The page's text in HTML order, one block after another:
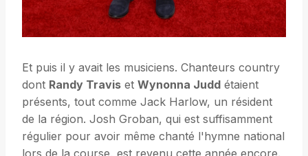
Et puis il y avait les musiciens. Chanteurs country
dont Randy Travis et Wynonna Judd étaient
présents, tout comme Jack Harlow, un résident
de la région. Josh Groban, qui est suffisamment
régulier pour avoir même chanté l'hymne national
lors de la course, est revenu cette année encore.